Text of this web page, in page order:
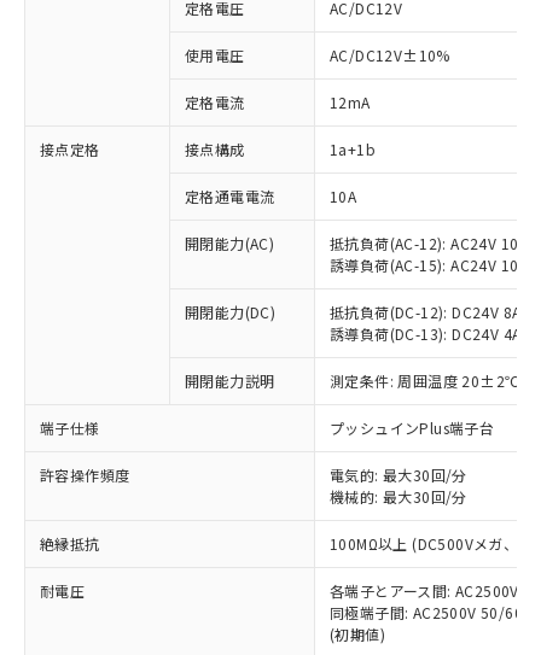
定格電圧 AC/DC12V
使用電圧 AC/DC12V±10%
定格電流 12mA
接点定格 接点構成 1a+1b
定格通電電流 10A
開閉能力(AC)
抵抗負荷(AC-12): AC24V 10A/
誘導負荷(AC-15): AC24V
開閉能力(DC)
抵抗負荷(DC-12): DC24V 8A/
誘導負荷(DC-13): DC24V 4A/
開閉能力説明 測定条件: 周囲温度 20±2℃、
端子仕様 プッシュインPlus端子台
許容操作頻度
電気的: 最大30回/分
機械的: 最大30回/分
絶縁抵抗 100MΩ以上 (DC500Vメガ、点
耐電圧
各端子とアース間: AC2500V
同極端子間: AC2500V 50/
(初期値)
ご利用条件
ご利用ください。
本サービスは、当社制御機器事業取扱
商品の当社在庫状況および標準価格
(税抜)を提供させていただくもので
当社制御機器事業取扱商品の中には、
本サービスの対象外となる商品もある
ことをご了承ください。
在庫状況および標準価格照会結果は、
対応済み：EU RoHS指令（10物質）の
非含有に対応した製品が提供可能な商品で
対応予定：EU RoHS指令（10物質）の非含
有に対応した製品に切り替える予定のある
対応予定なし：EU RoHS指令（10物質）の
非含有に非対応の商品で、対応品を出す予
定はありません。
調査・確認中：EU RoHS指令（10物質）の
非含有の対応状況を調査中または確認中の
害物質有無と関係のない商品です。
仕入先様の事情により、非含有部品として
いたものが、含有品と判明した場合などや
むを得ず変更することがあります。
※1 中国RoHS○×表
「○」：最大均質材料含有率が中国RoHSの
基準値以下であることを示します。
「×」：最大均質材料含有率が中国RoHSの
基準値を超えていることを示します。
「－」：未確認です。当社販売部門へお問
当社は、これら貴社製品のうち、外国
為替および外国貿易法に定める商品